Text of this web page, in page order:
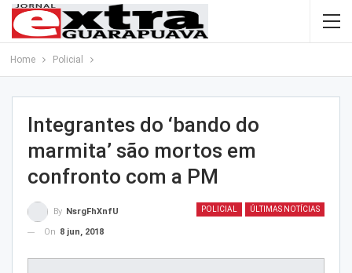
Home Policial
Integrantes do ‘bando do
marmita’ são mortos em
confronto com a PM
POLICIAL ÚLTIMAS NOTÍCIAS
By NsrgFhXnfU
On 8 jun, 2018